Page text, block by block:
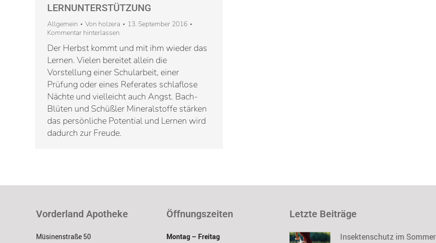
LERNUNTERSTÜTZUNG
Allgemein Von holzera
13. September 2016
Kommentar hinterlassen
Der Herbst kommt und mit ihm wieder das
Lernen. Vielen bereitet allein die
Vorstellung einer Schularbeit, einer
Prüfung oder eines Referates schlaflose
Nächte und vielleicht auch Angst. Bach-
Blüten und Schüßler Mineralstoffe stärken
das persönliche Potential und Lernen wird
dadurch zur Freude.
Vorderland Apotheke
Müsinenstraße 50
Öffnungszeiten
Montag – Freitag
Letzte Beiträge
Insektenschutz im